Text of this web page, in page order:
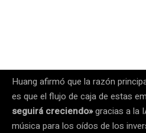
Huang afirmó que la razón
es que el flujo de caja de estas
seguirá creciendo»gracias a la
música para los oídos de los